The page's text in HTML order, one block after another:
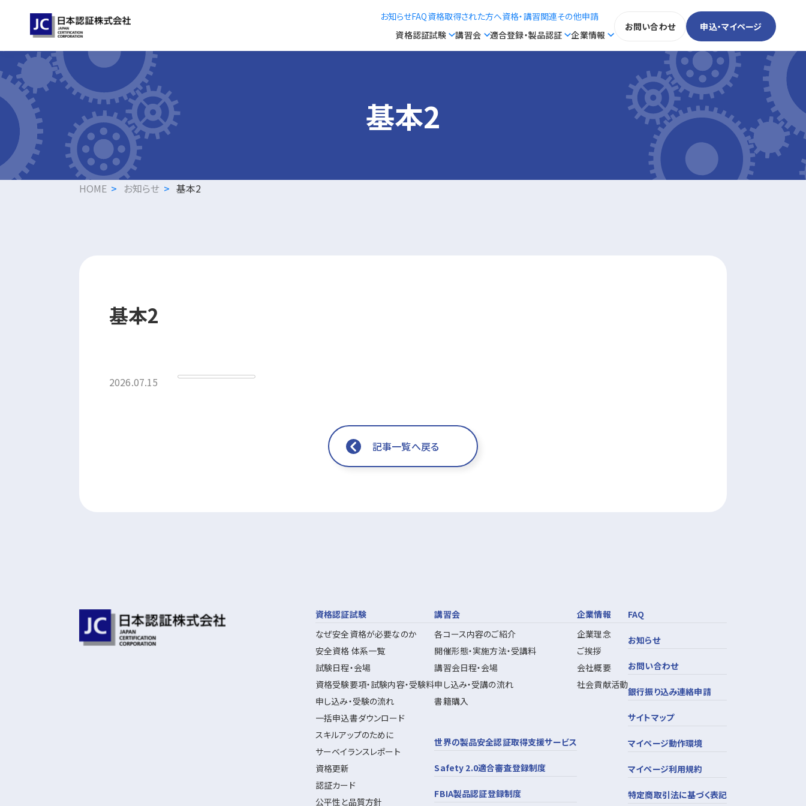
資格認証試験 講習会 適合登録・製品認証 企業情報
お知らせFAQ資格取得された方へ資格・講習関連その他申請
お問い合わせ
申込・マイページ
基本2
HOME お知らせ 基本2
基本2
2026.07.15
記事一覧へ戻る
資格認証試験
なぜ安全資格が必要なのか
安全資格 体系一覧
試験日程・会場
資格受験要項・試験内容・受験料
申し込み・受験の流れ
一括申込書ダウンロード
スキルアップのために
サーベイランスレポート
資格更新
認証カード
公平性と品質方針
講習会
各コース内容のご紹介
開催形態・実施方法・受講料
講習会日程・会場
申し込み・受講の流れ
書籍購入
世界の製品安全認証取得支援サービス
Safety 2.0適合審査登録制度
FBIA製品認証登録制度
企業情報
企業理念
ご挨拶
会社概要
社会貢献活動
FAQ
お知らせ
お問い合わせ
銀行振り込み連絡申請
サイトマップ
マイページ動作環境
マイページ利用規約
特定商取引法に基づく表記